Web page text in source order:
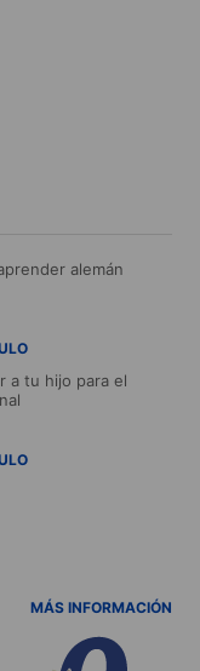
alemán
a tu hijo para el
MÁS INFORMACIÓN